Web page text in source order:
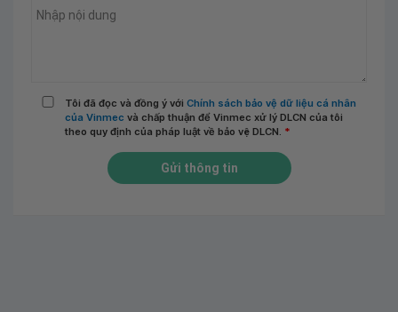
Tôi đã đọc và đồng ý với Chính sách bảo vệ dữ liệu cá nhân
của Vinmec và chấp thuận để Vinmec xử lý DLCN của tôi
theo quy định của pháp luật về bảo vệ DLCN. *
Gửi thông tin